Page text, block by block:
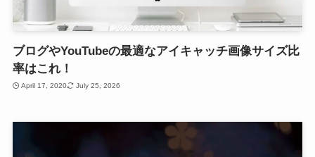
ブログやYouTubeの最適なアイキャッチ画像サイズ比
率はこれ！
April 17, 2020 July 25, 2026